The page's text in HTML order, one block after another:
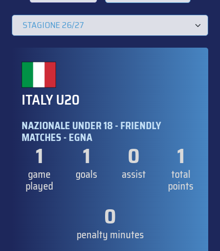
ITALY U20
NAZIONALE UNDER 18 - FRIENDLY
MATCHES - EGNA
1
game
played
1
goals
0
assist
1
total
points
0
penalty minutes